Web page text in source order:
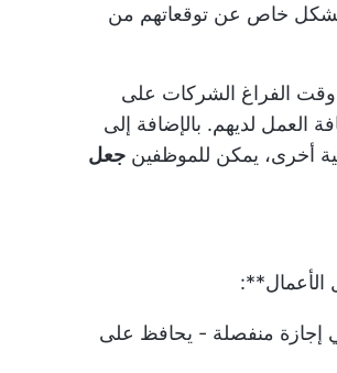
بشكل خاص عن توقعاتهم من
الفراغ الشركات على
العمل لديهم. بالإضافة إلى
أخرى، يمكن للموظفين جعل
الأعمال**:
إجازة منفصلة - يحافظ على